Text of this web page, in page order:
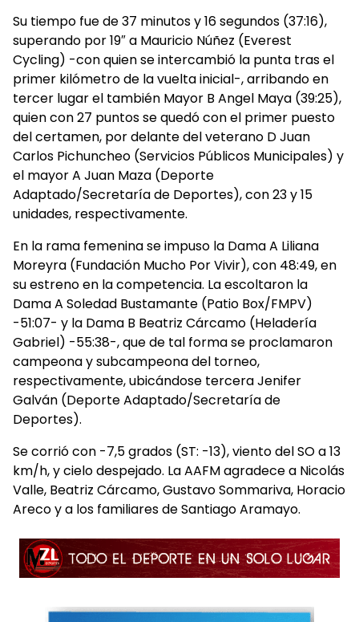
Su tiempo fue de 37 minutos y 16 segundos (37:16),
superando por 19″ a Mauricio Núñez (Everest
Cycling) -con quien se intercambió la punta tras el
primer kilómetro de la vuelta inicial-, arribando en
tercer lugar el también Mayor B Angel Maya (39:25),
quien con 27 puntos se quedó con el primer puesto
del certamen, por delante del veterano D Juan
Carlos Pichuncheo (Servicios Públicos Municipales) y
el mayor A Juan Maza (Deporte
Adaptado/Secretaría de Deportes), con 23 y 15
unidades, respectivamente.
En la rama femenina se impuso la Dama A Liliana
Moreyra (Fundación Mucho Por Vivir), con 48:49, en
su estreno en la competencia. La escoltaron la
Dama A Soledad Bustamante (Patio Box/FMPV)
-51:07- y la Dama B Beatriz Cárcamo (Heladería
Gabriel) -55:38-, que de tal forma se proclamaron
campeona y subcampeona del torneo,
respectivamente, ubicándose tercera Jenifer
Galván (Deporte Adaptado/Secretaría de
Deportes).
Se corrió con -7,5 grados (ST: -13), viento del SO a 13
km/h, y cielo despejado. La AAFM agradece a Nicolás
Valle, Beatriz Cárcamo, Gustavo Sommariva, Horacio
Areco y a los familiares de Santiago Aramayo.